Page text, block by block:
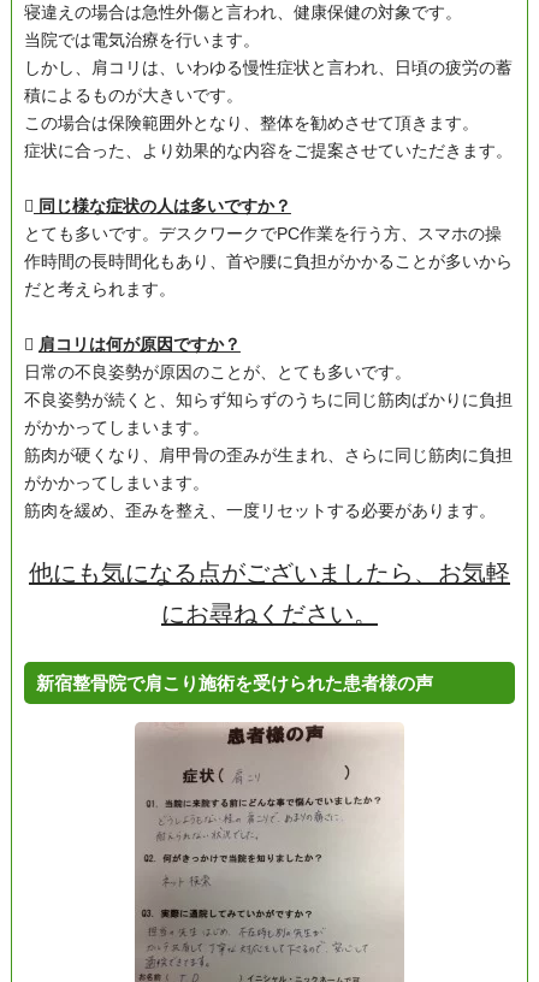
寝違えの場合は急性外傷と言われ、健康保健の対象です。
当院では電気治療を行います。
しかし、肩コリは、いわゆる慢性症状と言われ、日頃の疲労の蓄
積によるものが大きいです。
この場合は保険範囲外となり、整体を勧めさせて頂きます。
症状に合った、より効果的な内容をご提案させていただきます。
 同じ様な症状の人は多いですか？
とても多いです。デスクワークでPC作業を行う方、スマホの操
作時間の長時間化もあり、首や腰に負担がかかることが多いから
だと考えられます。
 肩コリは何が原因ですか？
日常の不良姿勢が原因のことが、とても多いです。
不良姿勢が続くと、知らず知らずのうちに同じ筋肉ばかりに負担
がかかってしまいます。
筋肉が硬くなり、肩甲骨の歪みが生まれ、さらに同じ筋肉に負担
がかかってしまいます。
筋肉を緩め、歪みを整え、一度リセットする必要があります。
他にも気になる点がございましたら、お気軽
にお尋ねください。
新宿整骨院で肩こり施術を受けられた患者様の声